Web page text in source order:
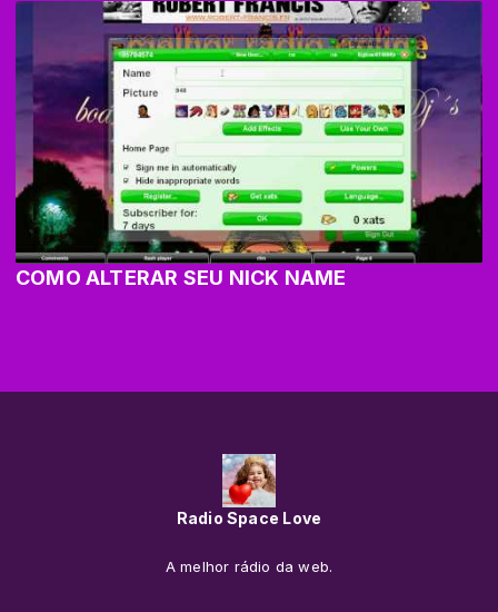
COMO ALTERAR SEU NICK NAME
Radio Space Love
A melhor rádio da web.